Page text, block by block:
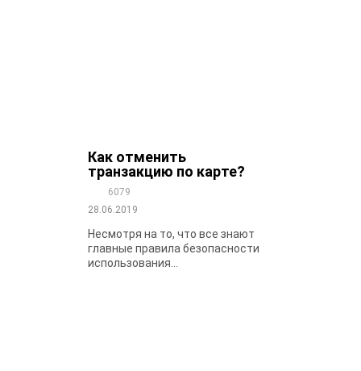
Как отменить
транзакцию по карте?
6079
28.06.2019
Несмотря на то, что все знают
главные правила безопасности
использования...